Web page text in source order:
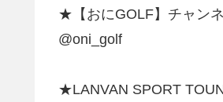
★【おにGOLF】チャン
@oni_golf
★LANVAN SPORT